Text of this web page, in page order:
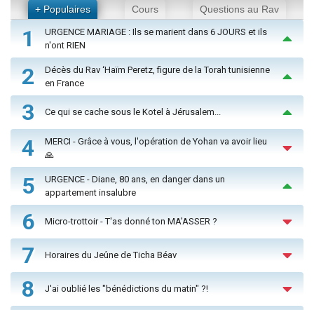
+ Populaires Cours Questions au Rav
1
URGENCE MARIAGE : Ils se marient dans 6 JOURS et ils
n'ont RIEN
2
Décès du Rav ‘Haïm Peretz, figure de la Torah tunisienne
en France
3 Ce qui se cache sous le Kotel à Jérusalem...
4
MERCI - Grâce à vous, l'opération de Yohan va avoir lieu
🙏
5
URGENCE - Diane, 80 ans, en danger dans un
appartement insalubre
6 Micro-trottoir - T'as donné ton MA’ASSER ?
7 Horaires du Jeûne de Ticha Béav
8 J'ai oublié les "bénédictions du matin" ?!